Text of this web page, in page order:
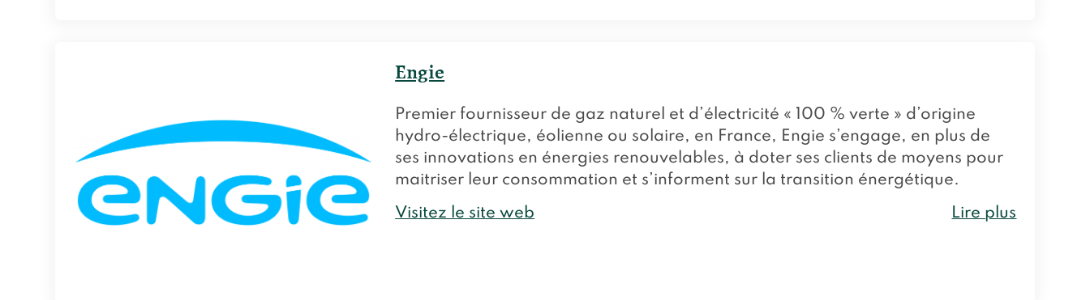
Engie
Premier fournisseur de gaz naturel et d’électricité « 100 % verte » d’origine
hydro-électrique, éolienne ou solaire, en France, Engie s’engage, en plus de
ses innovations en énergies renouvelables, à doter ses clients de moyens pour
maitriser leur consommation et s’informent sur la transition énergétique.
Visitez le site web Lire plus